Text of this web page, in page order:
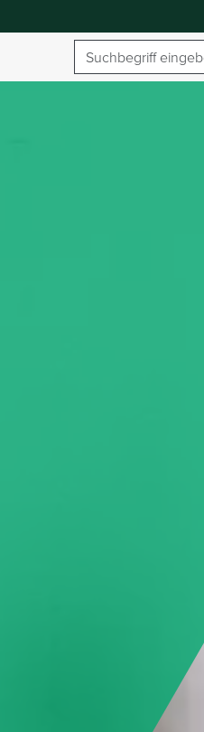
Suchbegriff